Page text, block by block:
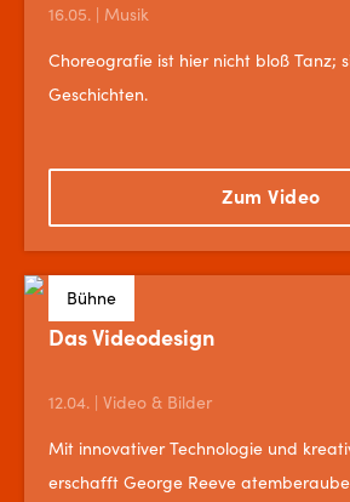
16.05. | Musik
Choreografie ist hier nicht bloß Tanz;
Geschichten.
Zum Video
Bühne
Das Videodesign
12.04. | Video & Bilder
Mit innovativer Technologie und
erschafft George Reeve